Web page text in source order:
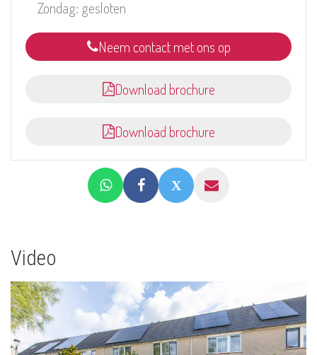
Zondag: gesloten
Neem contact met ons op
Download brochure
Download brochure
Video